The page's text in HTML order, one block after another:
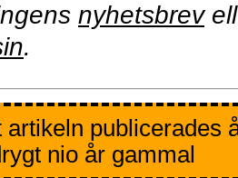
nyhetsbrev
.
artikeln publicerades
nio år gammal